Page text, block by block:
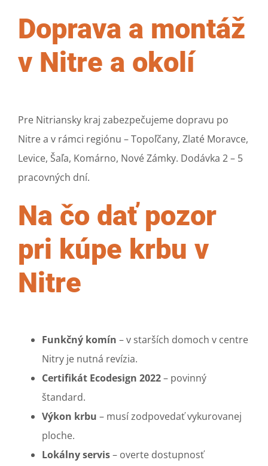
Doprava a montáž
v Nitre a okolí
Pre Nitriansky kraj zabezpečujeme dopravu po
Nitre a v rámci regiónu – Topoľčany, Zlaté Moravce,
Levice, Šaľa, Komárno, Nové Zámky. Dodávka 2 – 5
pracovných dní.
Na čo dať pozor
pri kúpe krbu v
Nitre
Funkčný komín – v starších domoch v centre
Nitry je nutná revízia.
Certifikát Ecodesign 2022– povinný
štandard.
Výkon krbu – musí zodpovedať vykurovanej
ploche.
Lokálny servis– overte dostupnosť